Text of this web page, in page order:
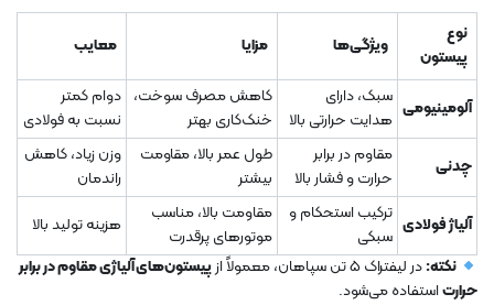
نوع
پیستون
ویژگی‌ها مزایا معایب
آلومینیومی
سبک، دارای
هدایت حرارتی بالا
کاهش مصرف سوخت،
خنک‌کاری بهتر
دوام کمتر
نسبت به فولادی
چدنی
مقاوم در برابر
حرارت و فشار بالا
طول عمر بالا، مقاومت
بیشتر
وزن زیاد، کاهش
راندمان
آلیاژ فولادی
ترکیب استحکام و
سبکی
مقاومت بالا، مناسب
موتورهای پرقدرت
هزینه تولید بالا
نکته:در لیفتراک 5 تن سپاهان، معمولاً از
پیستون‌های آلیاژی مقاوم در برابر
حرارتاستفاده می‌شود.